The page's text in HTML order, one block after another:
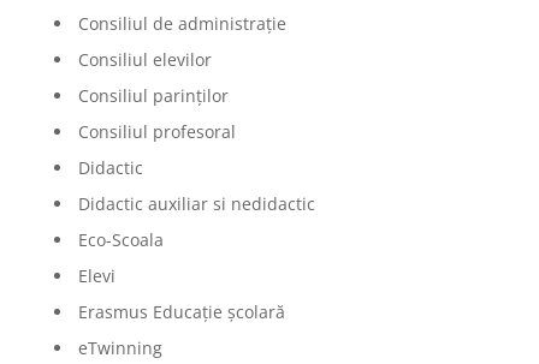
Consiliul de administrație
Consiliul elevilor
Consiliul parinților
Consiliul profesoral
Didactic
Didactic auxiliar si nedidactic
Eco-Scoala
Elevi
Erasmus Educație școlară
eTwinning